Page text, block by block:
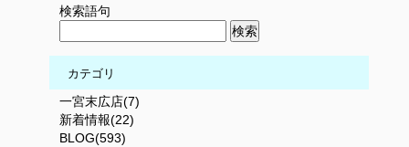
検索語句
カテゴリ
一宮末広店(7)
新着情報(22)
BLOG(593)